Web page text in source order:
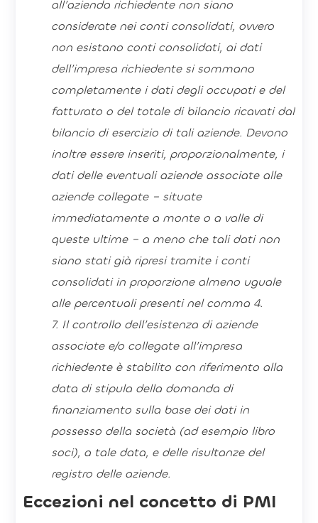
all’azienda richiedente non siano
considerate nei conti consolidati, ovvero
non esistano conti consolidati, ai dati
dell’impresa richiedente si sommano
completamente i dati degli occupati e del
fatturato o del totale di bilancio ricavati dal
bilancio di esercizio di tali aziende. Devono
inoltre essere inseriti, proporzionalmente, i
dati delle eventuali aziende associate alle
aziende collegate – situate
immediatamente a monte o a valle di
queste ultime – a meno che tali dati non
siano stati già ripresi tramite i conti
consolidati in proporzione almeno uguale
alle percentuali presenti nel comma 4.
7. Il controllo dell’esistenza di aziende
associate e/o collegate all’impresa
richiedente è stabilito con riferimento alla
data di stipula della domanda di
finanziamento sulla base dei dati in
possesso della società (ad esempio libro
soci), a tale data, e delle risultanze del
registro delle aziende.
Eccezioni nel concetto di PMI